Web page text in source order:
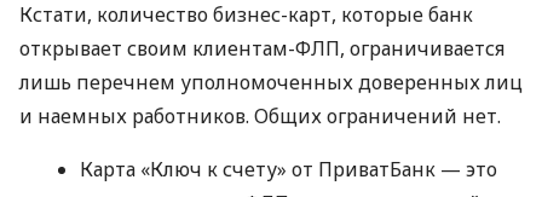
Кстати, количество бизнес-карт, которые банк
открывает своим клиентам-ФЛП, ограничивается
лишь перечнем уполномоченных доверенных лиц
и наемных работников. Общих ограничений нет.
Карта «Ключ к счету» от ПриватБанк — это